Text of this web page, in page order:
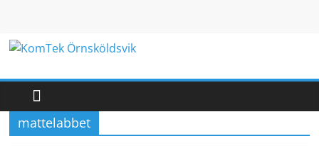
innehåll
KomTek
Örnsköldsvik
Teknikinspiration
mattelabbet